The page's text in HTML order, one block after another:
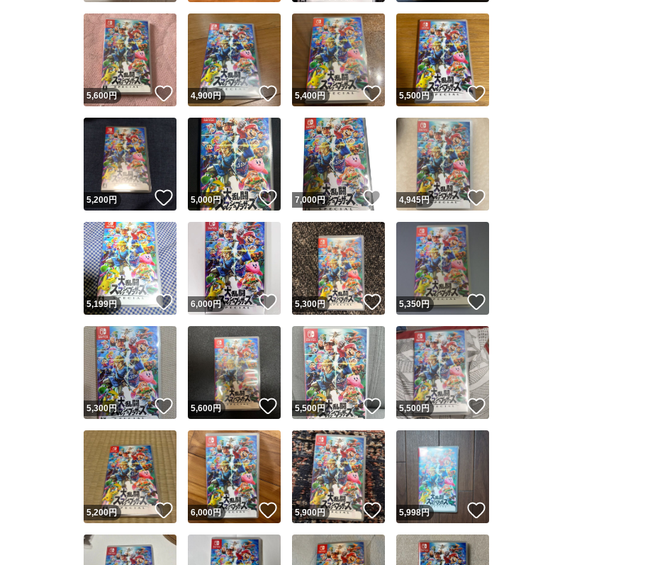
Yahoo!フリマが定めた一定の基準を満たしたユーザーにバッジを付与しています
安心取引出品者
安心取引出品者 Yahoo!フリマの基準をクリアした安心・安全なユーザーです
取引実績
取引実績◯+ このユーザーはYahoo!フリマの取引を完了させた実績があります
他フリマ実績◯+ このユーザーは他フリマサービスでの取引実績があります
スピード&安心発送
※このバッジは実績に基づく表示であり、発送を保証しているものではありません
スピード＆安心発送
このユーザーは高頻度で24時間以内＆設定した発送日数内に発送してい
スピード発送 このユーザーは高頻度で24時間以内に発送しています
安心発送 このユーザーは設定した発送日数内に発送しています
この商品の情報をコピーします
商品画像の無断転載は禁止されています
コピーは1商品につき1回です
出品ページへ
キャンセル
5,600円 いいね！
4,900円 いいね！
5,400円 いいね！
5,500円 いいね！
5,200円 いいね！
5,000円 いいね！
7,000円 いいね！
4,945円
5,199円 いいね！
6,000円 いいね！
5,300円 いいね！
5,350円
5,300円 いいね！
5,600円 いいね！
5,500円 いいね！
5,500円 いいね！
5,200円 いいね！
6,000円 いいね！
5,900円 いいね！
5,998円